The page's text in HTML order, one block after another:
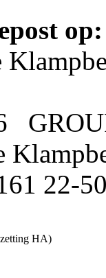
op:
22-
HA)